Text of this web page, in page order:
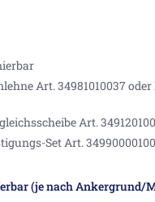
Art. 34981010037
Art.
Set Art. 34990000100
(je nach Ankergrund/